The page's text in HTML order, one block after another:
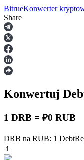
Kontrakty terminowe
BitrueKonwerter
Share
Konwertuj
1 DRB = ₽0 RUB
DRB na RUB: 1